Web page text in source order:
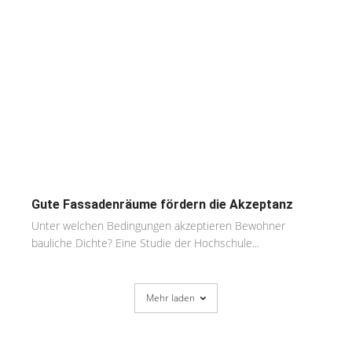
Gute Fassadenräume fördern die Akzeptanz
Unter welchen Bedingungen akzeptieren Bewohner
bauliche Dichte? Eine Studie der Hochschule...
Mehr laden